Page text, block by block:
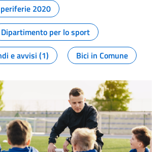
2020
Dipartimento per lo sport
e avvisi (1) Bici in Comune